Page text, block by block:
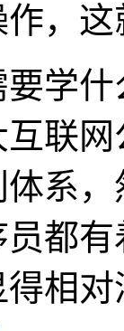
，
什
联
系
都
相